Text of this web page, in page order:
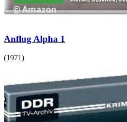
Anflug Alpha 1
(1971)